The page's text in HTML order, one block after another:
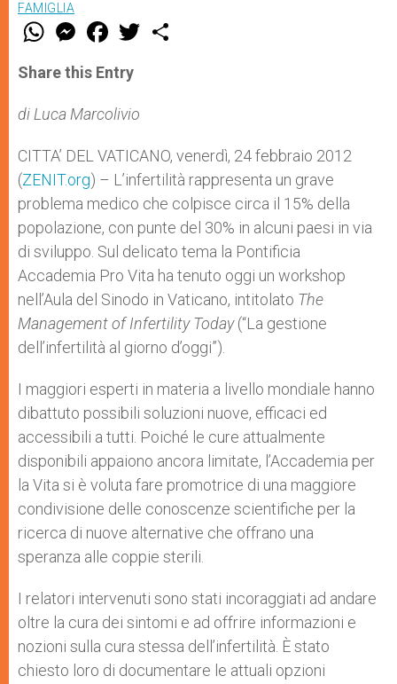
FAMIGLIA
W
t
s
p
p
M
e
s
e
g
e
F
a
e
b
o
k
w
Share this Entry
di Luca Marcolivio
CITTA’ DEL VATICANO, venerdì, 24 febbraio 2012
(ZENIT.org) – L’infertilità rappresenta un grave
problema medico che colpisce circa il 15% della
popolazione, con punte del 30% in alcuni paesi in via
di sviluppo. Sul delicato tema la Pontificia
Accademia Pro Vita ha tenuto oggi un workshop
nell’Aula del Sinodo in Vaticano, intitolato The
Management of Infertility Today(“La gestione
dell’infertilità al giorno d’oggi”).
I maggiori esperti in materia a livello mondiale hanno
dibattuto possibili soluzioni nuove, efficaci ed
accessibili a tutti. Poiché le cure attualmente
disponibili appaiono ancora limitate, l’Accademia per
la Vita si è voluta fare promotrice di una maggiore
condivisione delle conoscenze scientifiche per la
ricerca di nuove alternative che offrano una
speranza alle coppie sterili.
I relatori intervenuti sono stati incoraggiati ad andare
oltre la cura dei sintomi e ad offrire informazioni e
nozioni sulla cura stessa dell’infertilità. È stato
chiesto loro di documentare le attuali opzioni